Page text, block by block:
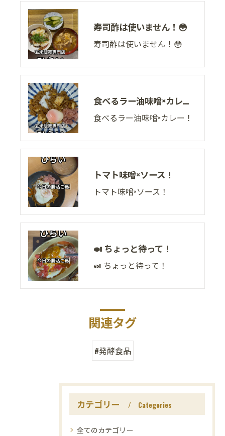
寿司酢は使いません！😳
寿司酢は使いません！😳
食べるラー油味噌×カレー！
食べるラー油味噌×カレー！
トマト味噌×ソース！
トマト味噌×ソース！
🍛 ちょっと待って！
🍛 ちょっと待って！
関連タグ
#発酵食品
カテゴリー Categories
全てのカテゴリー